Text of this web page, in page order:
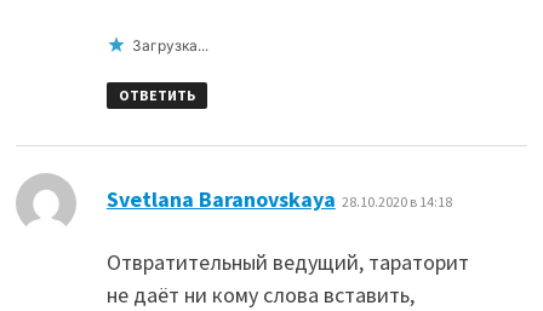
Загрузка...
ОТВЕТИТЬ
Svetlana Baranovskaya 28.10.2020 в 14:18
Отвратительный ведущий, тараторит
не даёт ни кому слова вставить,